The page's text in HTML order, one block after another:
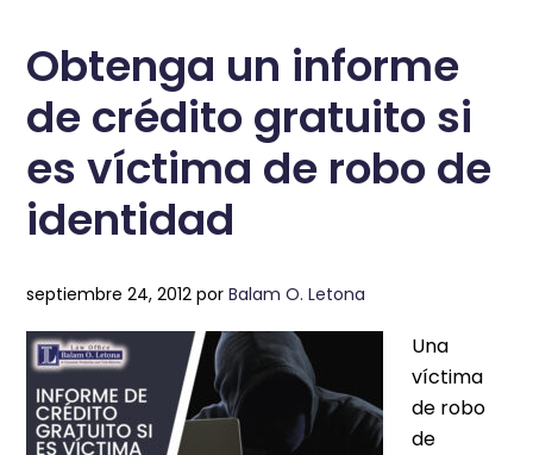
Obtenga un informe
de crédito gratuito si
es víctima de robo de
identidad
septiembre 24, 2012 porBalam O. Letona
Una
víctima
de robo
de